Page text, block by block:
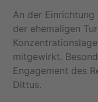
An der
der ehemaligen
mitgewirkt.
Engagement des
Dittus.